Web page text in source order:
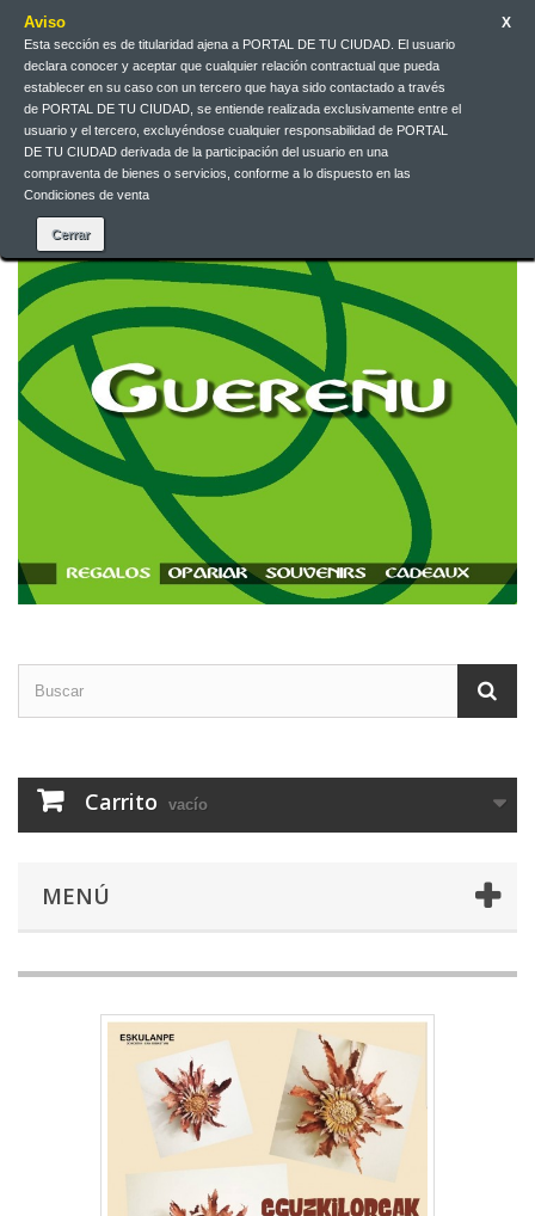
Aviso
Esta sección es de titularidad ajena a PORTAL DE TU CIUDAD. El usuario
declara conocer y aceptar que cualquier relación contractual que pueda
establecer en su caso con un tercero que haya sido contactado a través
de PORTAL DE TU CIUDAD, se entiende realizada exclusivamente entre el
usuario y el tercero, excluyéndose cualquier responsabilidad de PORTAL
DE TU CIUDAD derivada de la participación del usuario en una
compraventa de bienes o servicios, conforme a lo dispuesto en las
Condiciones de venta
X
Iniciar sesión
EUR
Español
Contacte con nosotros
Carrito vacío
MENÚ